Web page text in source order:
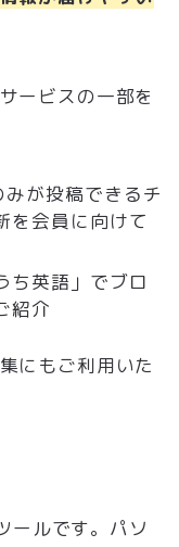
ービスの一部を
が投稿できるチ
を会員に向けて
ち英語」でブロ
紹介
にもご利用いた
ールです。パソ